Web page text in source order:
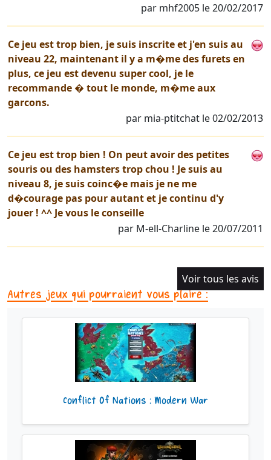
par mhf2005 le 20/02/2017
Ce jeu est trop bien, je suis inscrite et j'en suis au
niveau 22, maintenant il y a m�me des furets en
plus, ce jeu est devenu super cool, je le
recommande � tout le monde, m�me aux
garcons.
par mia-ptitchat le 02/02/2013
Ce jeu est trop bien ! On peut avoir des petites
souris ou des hamsters trop chou ! Je suis au
niveau 8, je suis coinc�e mais je ne me
d�courage pas pour autant et je continu d'y
jouer ! ^^ Je vous le conseille
par M-ell-Charline le 20/07/2011
Voir tous les avis
Autres jeux qui pourraient vous plaire :
Conflict Of Nations : Modern War